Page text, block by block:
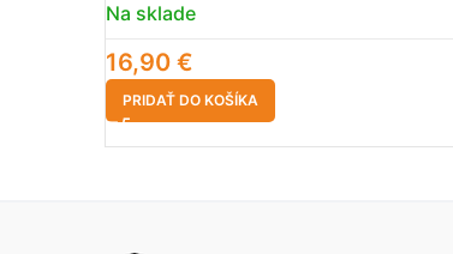
Na sklade
16,90 €
PRIDAŤ DO KOŠÍKA